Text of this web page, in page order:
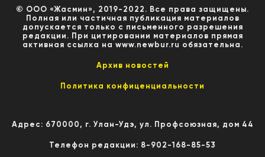
© ООО «Жасмин», 2019-2022. Все права защищены.
Полная или частичная публикация материалов
допускается только с письменного разрешения
редакции. При цитировании материалов прямая
активная ссылка на www.newbur.ru обязательна.
Архив новостей
Политика конфиценциальности
Адрес: 670000, г. Улан-Удэ, ул. Профсоюзная, дом 44
Телефон редакции: 8-902-168-85-53